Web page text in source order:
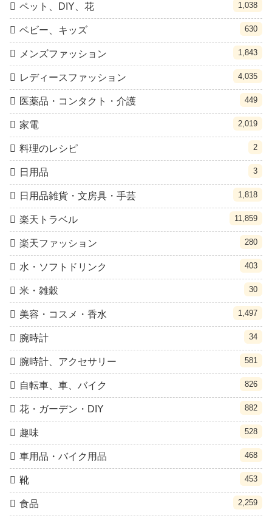
ペット、DIY、花 1,038
ベビー、キッズ 630
メンズファッション 1,843
レディースファッション 4,035
医薬品・コンタクト・介護 449
家電 2,019
料理のレシピ 2
日用品 3
日用品雑貨・文房具・手芸 1,818
楽天トラベル 11,859
楽天ファッション 280
水・ソフトドリンク 403
米・雑穀 30
美容・コスメ・香水 1,497
腕時計 34
腕時計、アクセサリー 581
自転車、車、バイク 826
花・ガーデン・DIY 882
趣味 528
車用品・バイク用品 468
靴 453
食品 2,259